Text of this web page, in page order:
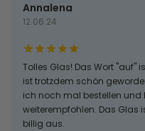
Annalena
12.06.24
Tolles Glas! Das Wort "auf"
ist trotzdem schön
ich noch mal bestellen und
weiterempfohlen. Das Glas
billig aus.